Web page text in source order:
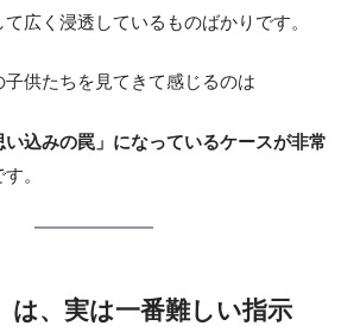
て広く浸透しているものばかりです。
供たちを見てきて感じるのは
込みの罠」になっているケースが非常
。
は、実は一番難しい指示